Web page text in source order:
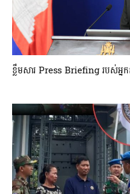
ខ្លឹមសារ Press Briefing របស់អ្នក